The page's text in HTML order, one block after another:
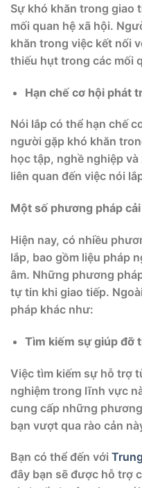
Sự khó khăn trong giao
mối quan hệ xã hội.
khăn trong việc kết nối
thiếu hụt trong các mối
Hạn chế cơ hội phát
Nói lắp có thể hạn chế
người gặp khó khăn
học tập, nghề nghiệp
liên quan đến việc nói
Một số phương pháp
Hiện nay, có nhiều
lắp, bao gồm liệu pháp
âm. Những phương
tự tin khi giao tiếp.
pháp khác như:
Tìm kiếm sự giúp đỡ
Việc tìm kiếm sự hỗ trợ
nghiệm trong lĩnh vực
cung cấp những
bạn vượt qua rào cản
Bạn có thể đến với
đây bạn sẽ được hỗ trợ